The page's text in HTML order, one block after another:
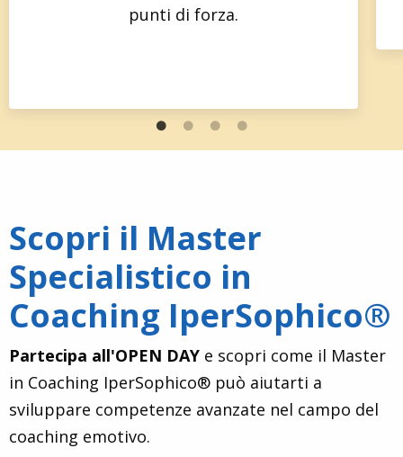
punti di forza.
Scopri il Master
Specialistico in
Coaching IperSophico®
Partecipa all'OPEN DAY e scopri come il Master
in Coaching IperSophico® può aiutarti a
sviluppare competenze avanzate nel campo del
coaching emotivo.